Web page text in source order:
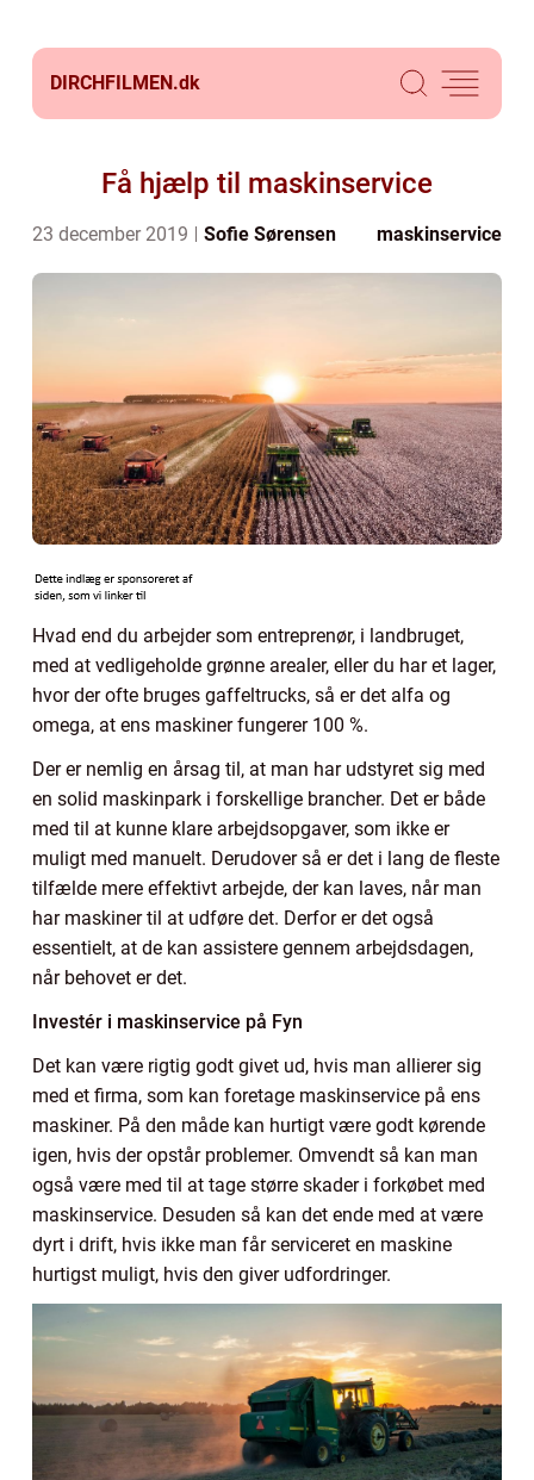
DIRCHFILMEN.dk
Få hjælp til maskinservice
23 december 2019 Sofie Sørensen maskinservice
Hvad end du arbejder som entreprenør, i landbruget,
med at vedligeholde grønne arealer, eller du har et lager,
hvor der ofte bruges gaffeltrucks, så er det alfa og
omega, at ens maskiner fungerer 100 %.
Der er nemlig en årsag til, at man har udstyret sig med
en solid maskinpark i forskellige brancher. Det er både
med til at kunne klare arbejdsopgaver, som ikke er
muligt med manuelt. Derudover så er det i lang de fleste
tilfælde mere effektivt arbejde, der kan laves, når man
har maskiner til at udføre det. Derfor er det også
essentielt, at de kan assistere gennem arbejdsdagen,
når behovet er det.
Investér i maskinservice på Fyn
Det kan være rigtig godt givet ud, hvis man allierer sig
med et firma, som kan foretage maskinservice på ens
maskiner. På den måde kan hurtigt være godt kørende
igen, hvis der opstår problemer. Omvendt så kan man
også være med til at tage større skader i forkøbet med
maskinservice. Desuden så kan det ende med at være
dyrt i drift, hvis ikke man får serviceret en maskine
hurtigst muligt, hvis den giver udfordringer.